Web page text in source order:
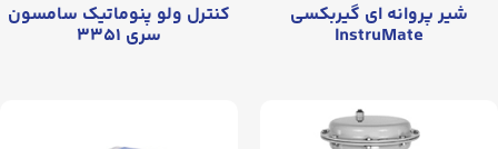
شیر پروانه‌ ای گیربکسی
InstruMate
کنترل ولو پنوماتیک سامسون
سری ۳۳۵۱